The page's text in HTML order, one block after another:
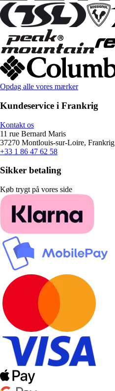
Opdag alle vores mærker
Kundeservice i Frankrig
Kontakt os
11 rue Bernard Maris
37270 Montlouis-sur-Loire, Frankrig
+33 1 86 47 62 58
Sikker betaling
Køb trygt på vores side